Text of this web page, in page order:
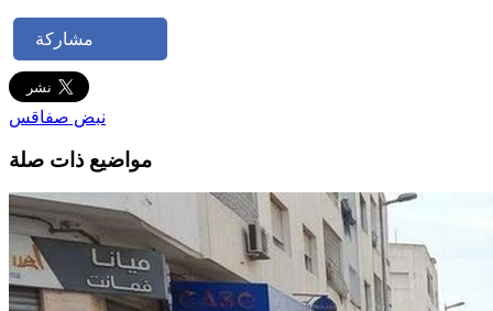
مشاركة
نبض صفاقس
مواضيع ذات صلة